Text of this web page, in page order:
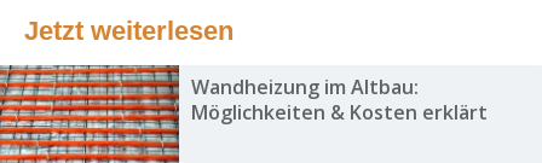
Jetzt weiterlesen
Wandheizung im Altbau:
Möglichkeiten & Kosten erklärt